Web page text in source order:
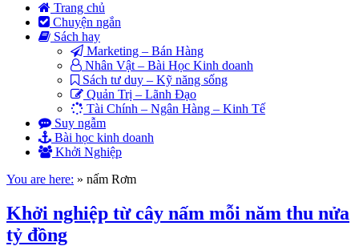
Trang chủ
Chuyện ngắn
Sách hay
Marketing – Bán Hàng
Nhân Vật – Bài Học Kinh doanh
Sách tư duy – Kỹ năng sống
Quản Trị – Lãnh Đạo
Tài Chính – Ngân Hàng – Kinh Tế
Suy ngẫm
Bài học kinh doanh
Khởi Nghiệp
You are here: » nấm Rơm
Khởi nghiệp từ cây nấm mỗi năm thu nửa
tỷ đồng